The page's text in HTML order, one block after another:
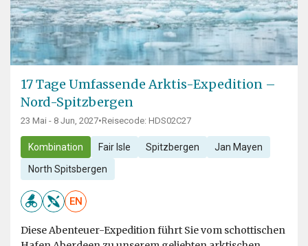
17 Tage Umfassende Arktis-Expedition –
Nord-Spitzbergen
23 Mai - 8 Jun, 2027•Reisecode: HDS02C27
Kombination Fair Isle Spitzbergen Jan Mayen
North Spitsbergen
EN
Diese Abenteuer-Expedition führt Sie vom schottischen